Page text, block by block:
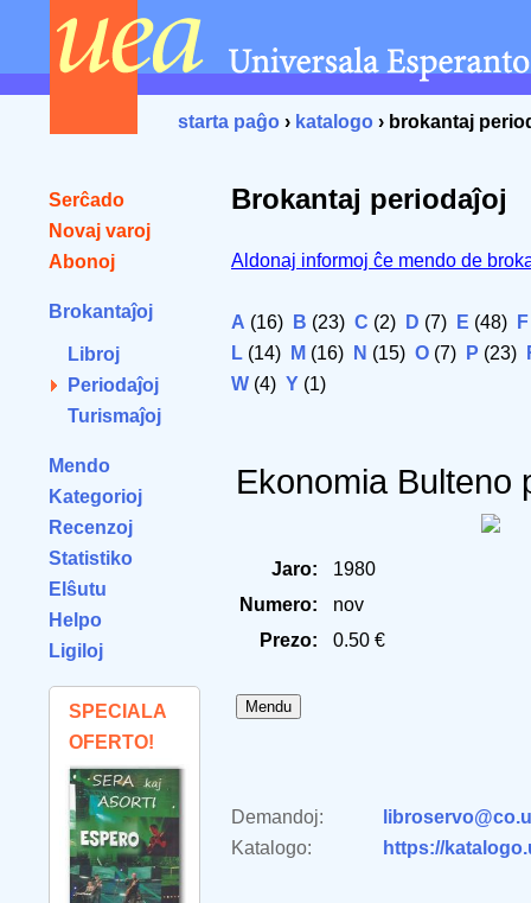
starta paĝo › katalogo › brokantaj
Serĉado
Novaj varoj
Abonoj
Brokantaĵoj
Libroj
Periodaĵoj
Turismaĵoj
Mendo
Kategorioj
Recenzoj
Statistiko
Elŝutu
Helpo
Ligiloj
SPECIALA
OFERTO!
Brokantaj periodaĵoj
Aldonaj informoj ĉe mendo de
A (16) B (23) C (2) D (7) E (48) F
L (14) M (16) N (15) O (7) P (23)
W (4) Y (1)
Ekonomia Bulteno
Jaro:
1980
Numero:
nov
Prezo:
0.50 €
Demandoj:
Katalogo:
https://